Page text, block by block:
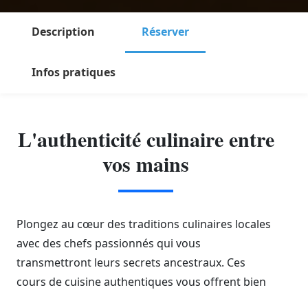
Description Réserver
Infos pratiques
L'authenticité culinaire entre
vos mains
Plongez au cœur des traditions culinaires locales
avec des chefs passionnés qui vous
transmettront leurs secrets ancestraux. Ces
cours de cuisine authentiques vous offrent bien